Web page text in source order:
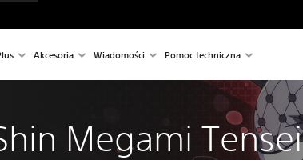
Akcesoria Wiadomości Pomoc techniczna
Megami Tensei